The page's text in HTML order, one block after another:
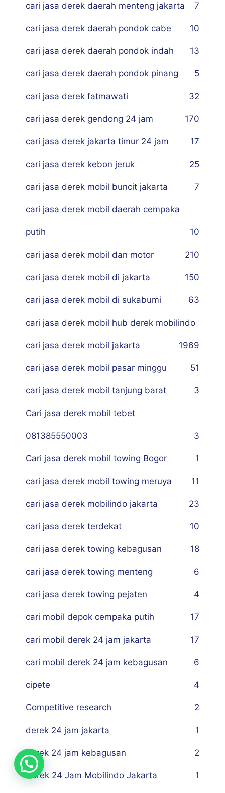
cari jasa derek daerah menteng jakarta 7
cari jasa derek daerah pondok cabe 10
cari jasa derek daerah pondok indah 13
cari jasa derek daerah pondok pinang 5
cari jasa derek fatmawati 32
cari jasa derek gendong 24 jam 170
cari jasa derek jakarta timur 24 jam 17
cari jasa derek kebon jeruk 25
cari jasa derek mobil buncit jakarta 7
cari jasa derek mobil daerah cempaka
putih 10
cari jasa derek mobil dan motor 210
cari jasa derek mobil di jakarta 150
cari jasa derek mobil di sukabumi 63
cari jasa derek mobil hub derek mobilindo
69
cari jasa derek mobil jakarta 19
cari jasa derek mobil pasar minggu 51
cari jasa derek mobil tanjung barat 3
Cari jasa derek mobil tebet
081385550003 3
Cari jasa derek mobil towing Bogor 1
cari jasa derek mobil towing meruya 11
cari jasa derek mobilindo jakarta 23
cari jasa derek terdekat 10
cari jasa derek towing kebagusan 18
cari jasa derek towing menteng 6
cari jasa derek towing pejaten 4
cari mobil depok cempaka putih 17
cari mobil derek 24 jam jakarta 17
cari mobil derek 24 jam kebagusan 6
cipete 4
Competitive research 2
derek 24 jam jakarta 1
derek 24 jam kebagusan 2
Derek 24 Jam Mobilindo Jakarta 1